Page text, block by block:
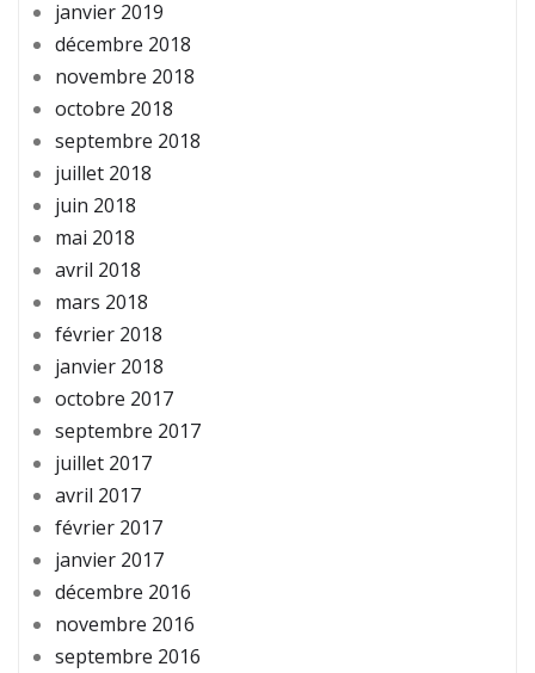
janvier 2019
décembre 2018
novembre 2018
octobre 2018
septembre 2018
juillet 2018
juin 2018
mai 2018
avril 2018
mars 2018
février 2018
janvier 2018
octobre 2017
septembre 2017
juillet 2017
avril 2017
février 2017
janvier 2017
décembre 2016
novembre 2016
septembre 2016